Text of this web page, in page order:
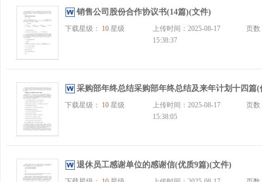
销售公司股份合作协议书(14篇)(文件)
下载星级： 10 星级
上传时间：2025-08-17
15:38:37
页
采购部年终总结采购部年终总结及来年计划十四篇
下载星级： 10 星级
上传时间：2025-08-17
15:38:05
页
退休员工感谢单位的感谢信(优质9篇)(文件)